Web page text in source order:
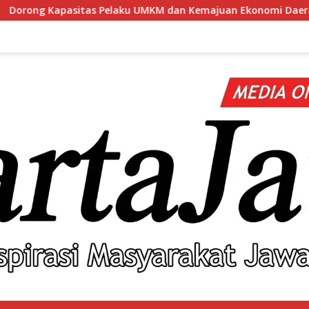
dan Kemajuan Ekonomi Daerah, BRI Branch Office Pare